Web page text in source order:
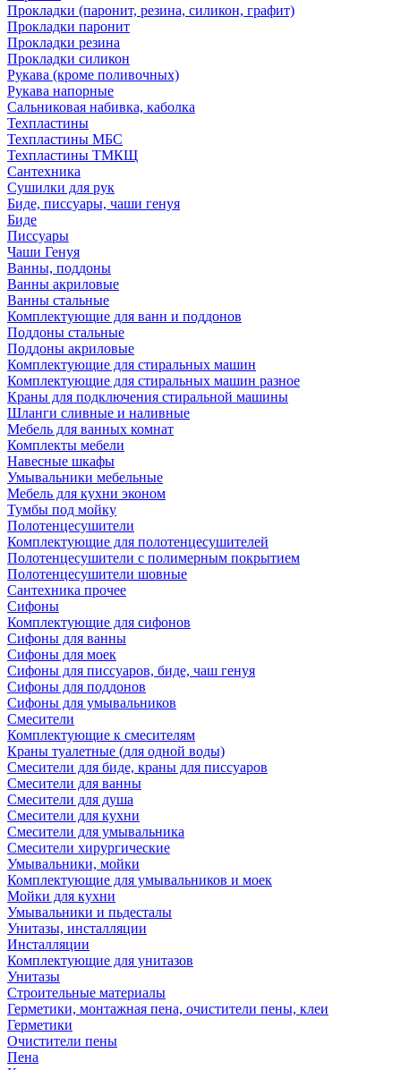
Прокладки (паронит, резина, силикон, графит)
Прокладки паронит
Прокладки резина
Прокладки силикон
Рукава (кроме поливочных)
Рукава напорные
Сальниковая набивка, каболка
Техпластины
Техпластины МБС
Техпластины ТМКЩ
Сантехника
Сушилки для рук
Биде, писсуары, чаши генуя
Биде
Писсуары
Чаши Генуя
Ванны, поддоны
Ванны акриловые
Ванны стальные
Комплектующие для ванн и поддонов
Поддоны стальные
Поддоны акриловые
Комплектующие для стиральных машин
Комплектующие для стиральных машин разное
Краны для подключения стиральной машины
Шланги сливные и наливные
Мебель для ванных комнат
Комплекты мебели
Навесные шкафы
Умывальники мебельные
Мебель для кухни эконом
Тумбы под мойку
Полотенцесушители
Комплектующие для полотенцесушителей
Полотенцесушители с полимерным покрытием
Полотенцесушители шовные
Сантехника прочее
Сифоны
Комплектующие для сифонов
Сифоны для ванны
Сифоны для моек
Сифоны для писсуаров, биде, чаш генуя
Сифоны для поддонов
Сифоны для умывальников
Смесители
Комплектующие к смесителям
Краны туалетные (для одной воды)
Смесители для биде, краны для писсуаров
Смесители для ванны
Смесители для душа
Смесители для кухни
Смесители для умывальника
Смесители хирургические
Умывальники, мойки
Комплектующие для умывальников и моек
Мойки для кухни
Умывальники и пьдесталы
Унитазы, инсталляции
Инсталляции
Комплектующие для унитазов
Унитазы
Строительные материалы
Герметики, монтажная пена, очистители пены, клеи
Герметики
Очистители пены
Пена